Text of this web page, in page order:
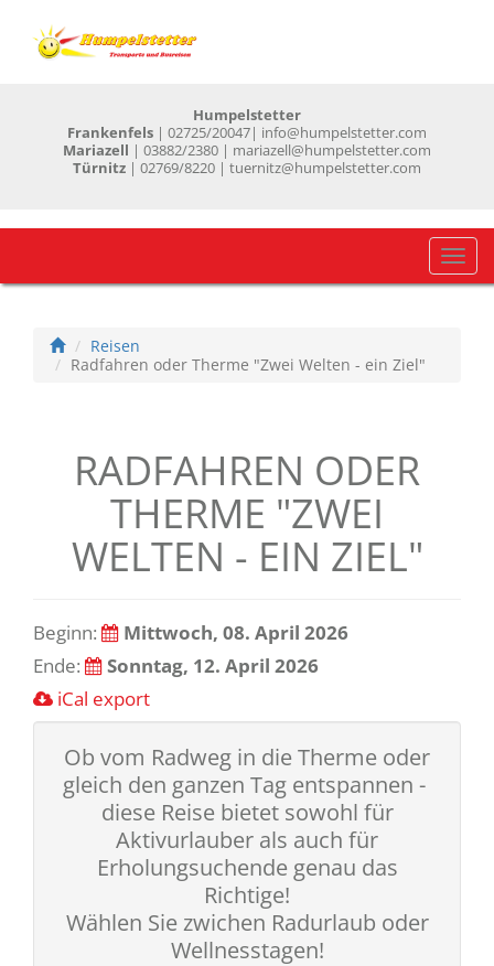
Humpelstetter
Frankenfels | 02725/20047| info@humpelstetter.com
Mariazell | 03882/2380 | mariazell@humpelstetter.com
Türnitz | 02769/8220 | tuernitz@humpelstetter.com
Reisen
Radfahren oder Therme "Zwei Welten - ein Ziel"
RADFAHREN ODER
THERME "ZWEI
WELTEN - EIN ZIEL"
Beginn:
Mittwoch, 08. April 2026
Ende:
Sonntag, 12. April 2026
iCal export
Ob vom Radweg in die Therme oder
gleich den ganzen Tag entspannen -
diese Reise bietet sowohl für
Aktivurlauber als auch für
Erholungsuchende genau das
Richtige!
Wählen Sie zwichen Radurlaub oder
Wellnesstagen!